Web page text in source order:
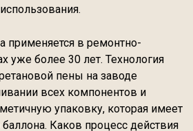
применяется в ремонтно-
уже более 30 лет. Технология
пены на заводе
всех компонентов и
упаковку, которая имеет
Каков процесс действия